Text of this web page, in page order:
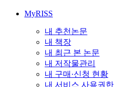
MyRISS
내 추천논문
내 책장
내 최근 본 논문
내 저작물관리
내 구매·신청 현황
내 서비스 사용권한